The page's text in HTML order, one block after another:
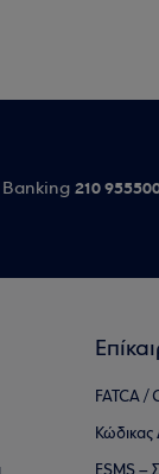
Banking 210
FATCA /
Κώδικας